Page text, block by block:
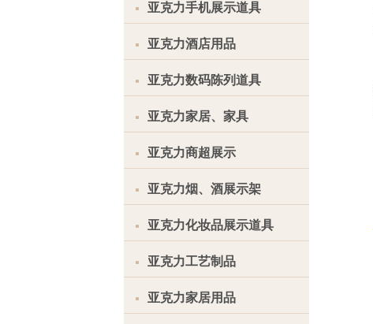
亚克力手机展示道具
亚克力酒店用品
亚克力数码陈列道具
亚克力家居、家具
亚克力商超展示
亚克力烟、酒展示架
亚克力化妆品展示道具
亚克力工艺制品
亚克力家居用品